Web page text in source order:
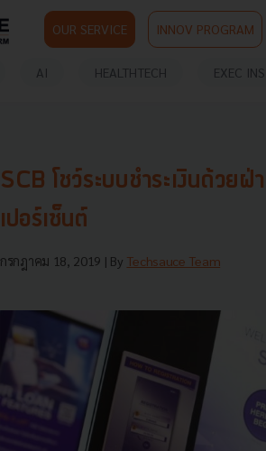
OUR SERVICE INNOV PROGRAM
AI HEALTHTECH EXEC
SCB โชว์ระบบชำระเงินด้วย
เปอร์เซ็นต์
กรกฎาคม 18, 2019 | By Techsauce Team